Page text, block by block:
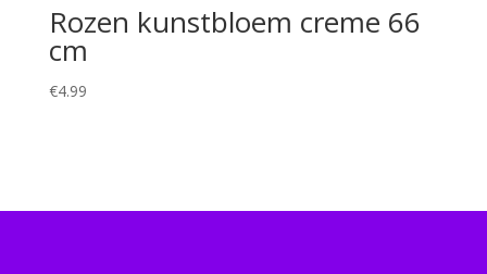
Rozen kunstbloem creme 66
cm
€4.99